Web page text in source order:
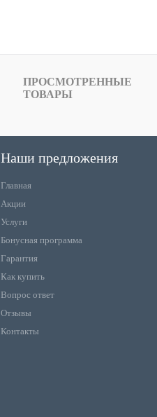
ПРОСМОТРЕННЫЕ
ТОВАРЫ
Наши предложения
Главная
Акции
Услуги
Бонусная программа
Гарантия
Как купить
Вопрос ответ
Отзывы
Контакты